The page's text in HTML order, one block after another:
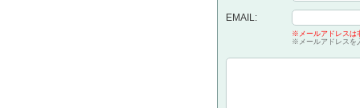
EMAIL:
※メールアドレスは
※メールアドレスを